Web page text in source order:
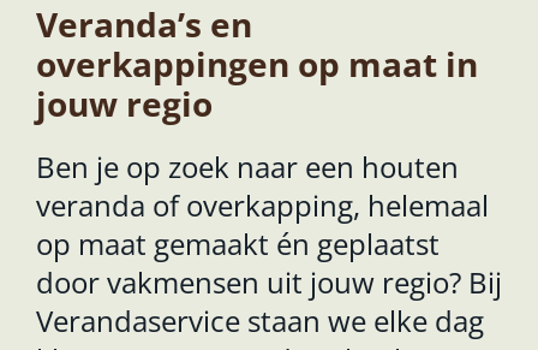
Veranda’s en
overkappingen op maat in
jouw regio
Ben je op zoek naar een houten
veranda of overkapping, helemaal
op maat gemaakt én geplaatst
door vakmensen uit jouw regio? Bij
Verandaservice staan we elke dag